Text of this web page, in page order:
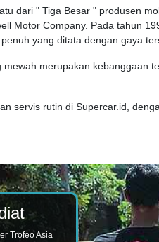
dari " Tiga Besar " produsen
Motor Company. Pada tahun
yang ditata dengan gaya
mewah merupakan kebanggaan
servis rutin di Supercar.id,
Trofeo Asia